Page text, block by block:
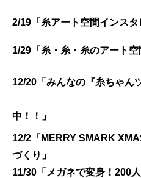
2/19「糸アート空間インスタ
1/29「糸・糸・糸のアート空
12/20「みんなの『糸ちゃん
中！！」
12/2「MERRY SMARK
づくり」
11/30「メガネで変身！200